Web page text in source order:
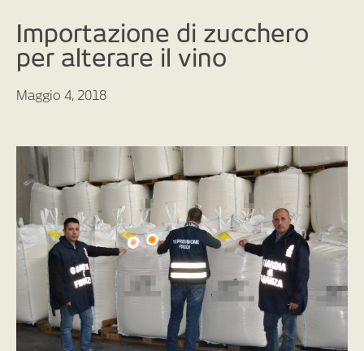
Importazione di zucchero
per alterare il vino
Maggio 4, 2018